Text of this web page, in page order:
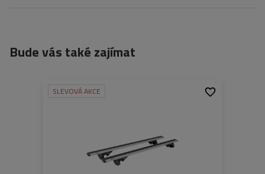
Bude vás také zajímat
SLEVOVÁ AKCE